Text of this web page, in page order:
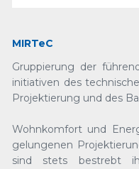
MIRTeC
Gruppierung der
initiativen des
Projektierung und des
Wohnkomfort und
gelungenen
sind stets bestrebt